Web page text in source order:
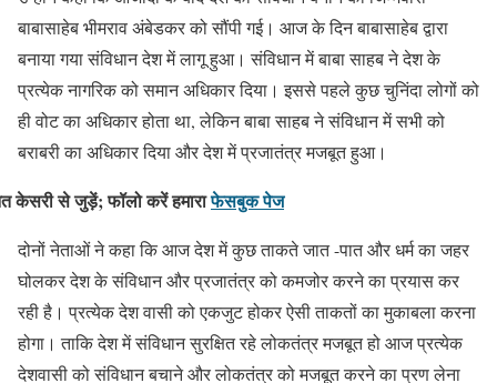
बाबासाहेब भीमराव अंबेडकर को सौंपी गई। आज के दिन बाबासाहेब द्वारा
बनाया गया संविधान देश में लागू हुआ। संविधान में बाबा साहब ने देश के
प्रत्येक नागरिक को समान अधिकार दिया। इससे पहले कुछ चुनिंदा लोगों को
ही वोट का अधिकार होता था, लेकिन बाबा साहब ने संविधान में सभी को
बराबरी का अधिकार दिया और देश में प्रजातंत्र मजबूत हुआ।
केसरी से जुड़ें; फॉलो करें हमाराफेसबुक पेज
दोनों नेताओं ने कहा कि आज देश में कुछ ताकते जात -पात और धर्म का जहर
घोलकर देश के संविधान और प्रजातंत्र को कमजोर करने का प्रयास कर
रही है। प्रत्येक देश वासी को एकजुट होकर ऐसी ताकतों का मुकाबला करना
होगा। ताकि देश में संविधान सुरक्षित रहे लोकतंत्र मजबूत हो आज प्रत्येक
देशवासी को संविधान बचाने और लोकतंत्र को मजबूत करने का प्रण लेना